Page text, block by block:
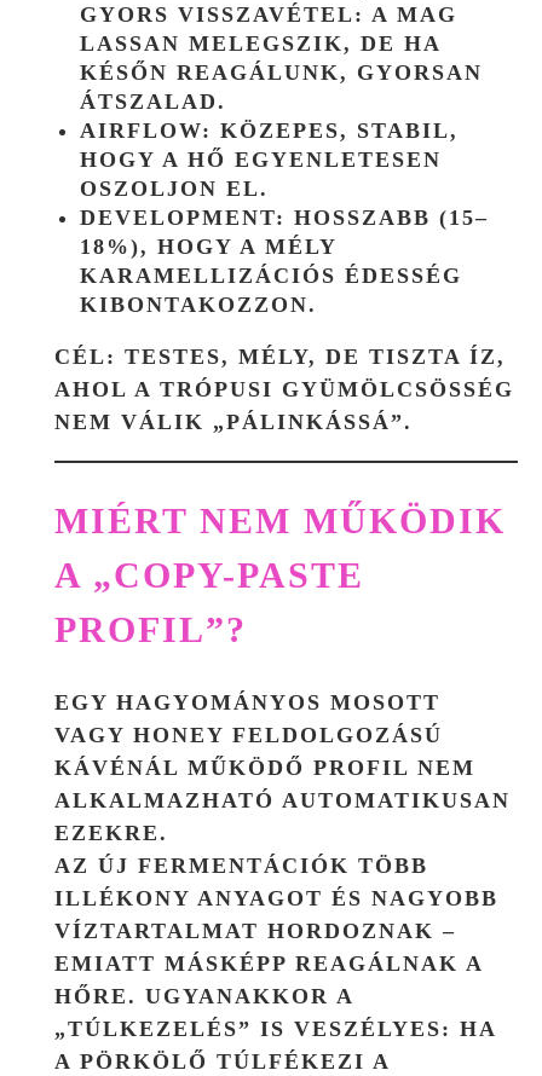
GYORS VISSZAVÉTEL: A MAG
LASSAN MELEGSZIK, DE HA
KÉSŐN REAGÁLUNK, GYORSAN
ÁTSZALAD.
AIRFLOW: KÖZEPES, STABIL,
HOGY A HŐ EGYENLETESEN
OSZOLJON EL.
DEVELOPMENT: HOSSZABB (15–
18%), HOGY A MÉLY
KARAMELLIZÁCIÓS ÉDESSÉG
KIBONTAKOZZON.
CÉL: TESTES, MÉLY, DE TISZTA ÍZ,
AHOL A TRÓPUSI GYÜMÖLCSÖSSÉG
NEM VÁLIK „PÁLINKÁSSÁ”.
MIÉRT NEM MŰKÖDIK
A „COPY-PASTE
PROFIL”?
EGY HAGYOMÁNYOS MOSOTT
VAGY HONEY FELDOLGOZÁSÚ
KÁVÉNÁL MŰKÖDŐ PROFIL NEM
ALKALMAZHATÓ AUTOMATIKUSAN
EZEKRE.
AZ ÚJ FERMENTÁCIÓK TÖBB
ILLÉKONY ANYAGOT ÉS NAGYOBB
VÍZTARTALMAT HORDOZNAK –
EMIATT MÁSKÉPP REAGÁLNAK A
HŐRE. UGYANAKKOR A
„TÚLKEZELÉS” IS VESZÉLYES: HA
A PÖRKÖLŐ TÚLFÉKEZI A